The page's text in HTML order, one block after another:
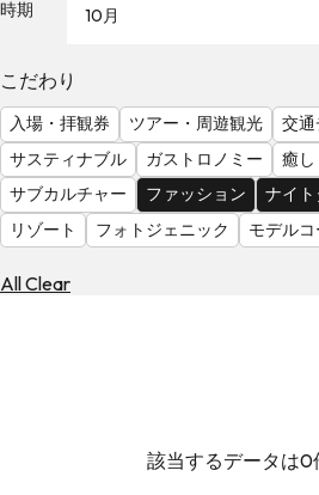
を
見
る
時期 10月
こだわり
入場・拝観券 ツアー・周遊観光
交通
サスティナブル
ガストロノミー
癒し
サブカルチャー
ファッション
ナイ
リゾート
フォトジェニック モデルコ
All Clear
該当するデータは0